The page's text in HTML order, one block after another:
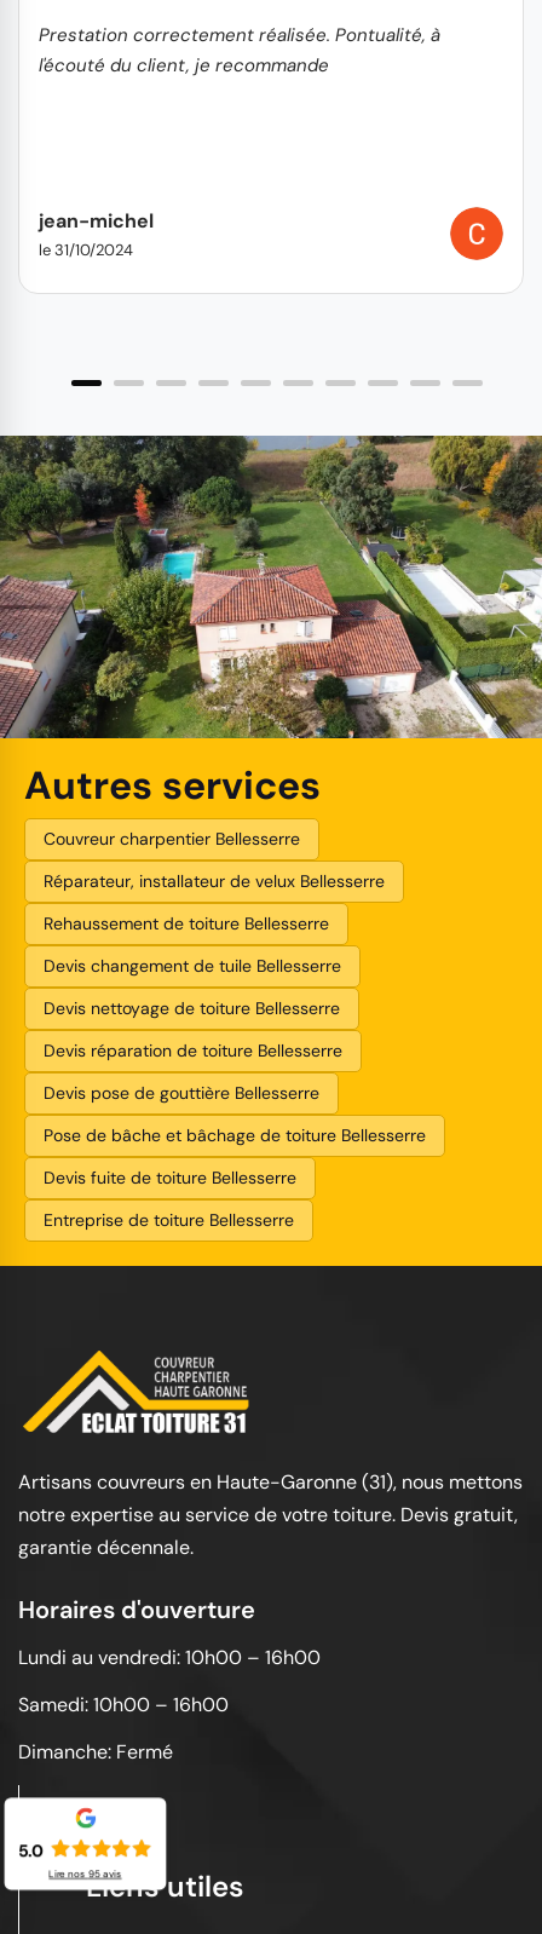
Prestation correctement réalisée. Pontualité, à
l'écouté du client, je recommande
jean-michel
le 31/10/2024
Autres services
Couvreur charpentier Bellesserre
Réparateur, installateur de velux Bellesserre
Rehaussement de toiture Bellesserre
Devis changement de tuile Bellesserre
Devis nettoyage de toiture Bellesserre
Devis réparation de toiture Bellesserre
Devis pose de gouttière Bellesserre
Pose de bâche et bâchage de toiture Bellesserre
Devis fuite de toiture Bellesserre
Entreprise de toiture Bellesserre
Artisans couvreurs en Haute-Garonne (31), nous mettons
notre expertise au service de votre toiture. Devis gratuit,
garantie décennale.
Horaires d'ouverture
Lundi au vendredi: 10h00 – 16h00
Samedi: 10h00 – 16h00
Dimanche: Fermé
Liens utiles
5.0
Lire nos 95avis